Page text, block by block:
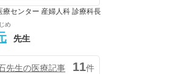
療センター 産婦人科 診療科長
め
先生
先生の医療記事 11件